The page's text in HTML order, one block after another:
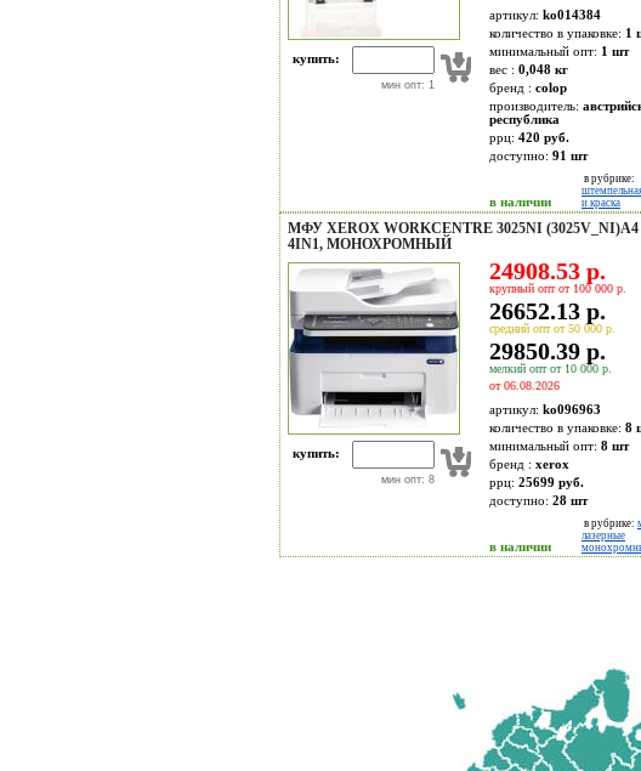
купить:
мин опт: 1
артикул: ko014384
количество в упаковке: 1
минимальный опт: 1 шт
вес : 0,048 кг
бренд : colop
производитель:
республика
ррц: 420 руб.
доступно: 91 шт
в наличии
в рубрике:
и краска
МФУ XEROX WORKCENTRE 3025NI (3025V_NI)A4
4IN1, МОНОХРОМНЫЙ
купить:
мин опт: 8
24908.53 р.
крупный опт от 100 000 р.
26652.13 р.
средний опт от 50 000 р.
29850.39 р.
мелкий опт от 10 000 р.
от 06.08.2026
артикул: ko096963
количество в упаковке: 8
минимальный опт: 8 шт
бренд : xerox
ррц: 25699 руб.
доступно: 28 шт
в наличии
в рубрике:
лазерные